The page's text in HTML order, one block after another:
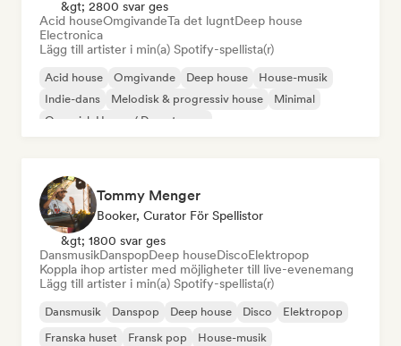
&gt; 2800 svar ges
Acid houseOmgivandeTa det lugntDeep house
Electronica
Lägg till artister i min(a) Spotify-spellista(r)
Acid house Omgivande Deep house
House-musik
Indie-dans
Melodisk & progressiv house
Minimal
Organisk House / Downtempo
Tommy Menger
Booker, Curator För Spellistor
&gt; 1800 svar ges
DansmusikDanspopDeep houseDiscoElektropop
Koppla ihop artister med möjligheter till live-evenemang
Lägg till artister i min(a) Spotify-spellista(r)
Dansmusik Danspop Deep house Disco
Elektropop
Franska huset
Fransk pop House-musik